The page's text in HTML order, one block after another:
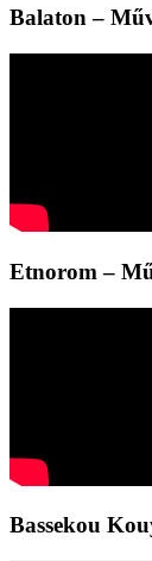
Balaton –
Etnorom –
Bassekou